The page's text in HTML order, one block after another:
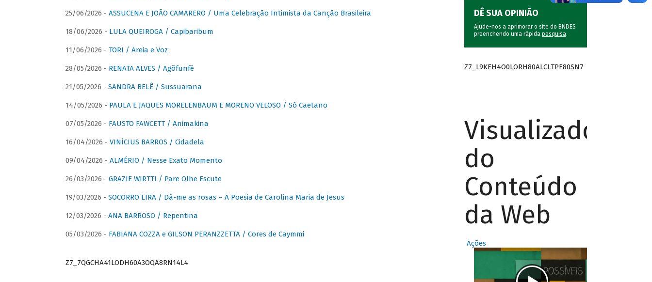
25/06/2026 - ASSUCENA E JOÃO CAMARERO / Uma Celebração Intimista da Canção Brasileira
18/06/2026 - LULA QUEIROGA / Capibaribum
11/06/2026 - TORI / Areia e Voz
28/05/2026 - RENATA ALVES / Agôfunfè
21/05/2026 - SANDRA BELÊ / Sussuarana
14/05/2026 - PAULA E JAQUES MORELENBAUM E MORENO VELOSO / Só Caetano
07/05/2026 - FAUSTO FAWCETT / Animakina
16/04/2026 - VINÍCIUS BARROS / Cidadela
09/04/2026 - ALMÉRIO / Nesse Exato Momento
26/03/2026 - GRAZIE WIRTTI / Pare Olhe Escute
19/03/2026 - SOCORRO LIRA / Dá-me as rosas – A Poesia de Carolina Maria de Jesus
12/03/2026 - ANA BARROSO / Repentina
05/03/2026 - FABIANA COZZA e GILSON PERANZZETTA / Cores de Caymmi
Z7_7QGCHA41LODH60A3OQA8RN14L4
DÊ SUA OPINIÃO
Ajude-nos a aprimorar o site do BNDES
preenchendo uma rápida pesquisa.
Z7_L9KEH4O0LORH80ALCLTPF80SN7
Visualizador
do
Conteúdo
da Web
Ações